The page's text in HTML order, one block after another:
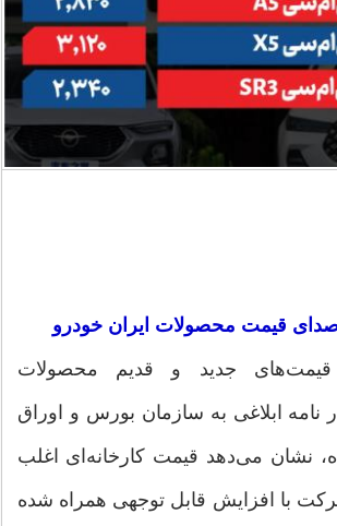
قیمت محصولات ایران خودرو
جدید و قدیم محصولات
نامه ابلاغی به سازمان بورس و اوراق
نشان می‌دهد قیمت کارخانه‌ای اغلب
با افزایش قابل توجهی همراه شده